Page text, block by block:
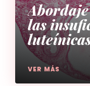
las
VER MÁS